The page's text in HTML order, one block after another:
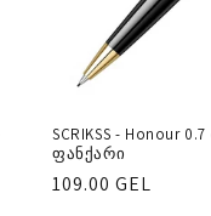
SCRIKSS - Honour
ფანქარი
რეგულარული
109.00 GEL